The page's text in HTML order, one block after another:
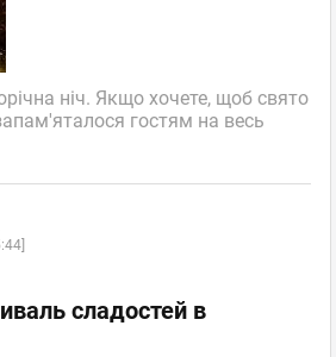
ніч. Якщо хочете, щоб свято
гостям на весь
сладостей в